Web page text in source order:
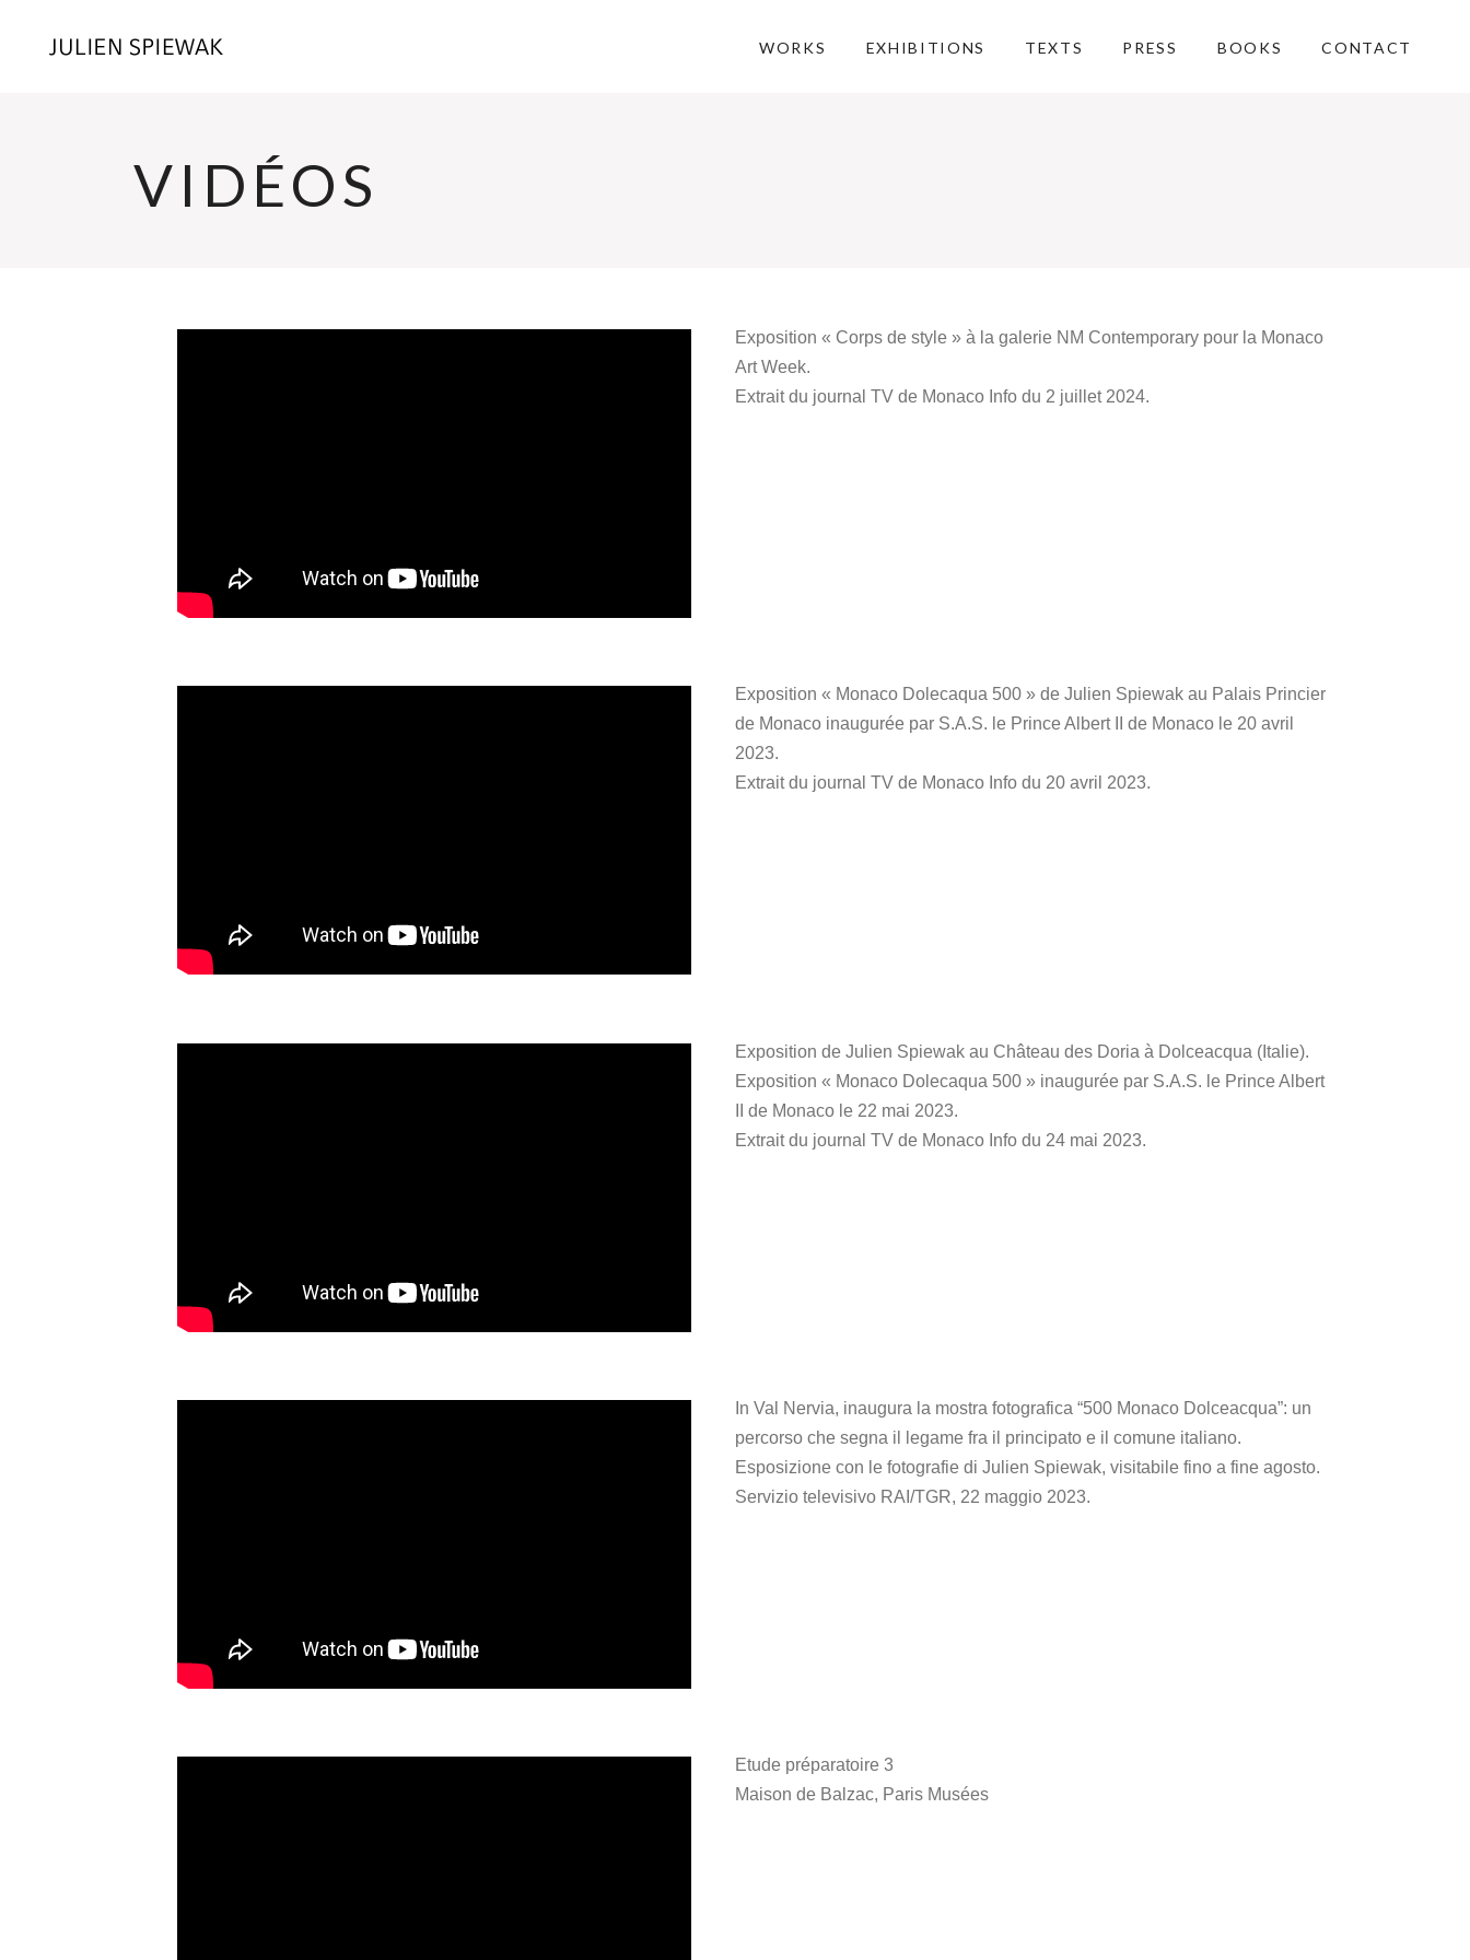
WORKS EXHIBITIONS TEXTS PRESS BOOKS CONTACT
VIDÉOS
Exposition « Corps de style » à la galerie NM Contemporary pour la Monaco
Art Week.
Extrait du journal TV de Monaco Info du 2 juillet 2024.
Exposition « Monaco Dolecaqua 500 » de Julien Spiewak au Palais Princier
de Monaco inaugurée par S.A.S. le Prince Albert II de Monaco le 20 avril
2023.
Extrait du journal TV de Monaco Info du 20 avril 2023.
Exposition de Julien Spiewak au Château des Doria à Dolceacqua (Italie).
Exposition « Monaco Dolecaqua 500 » inaugurée par S.A.S. le Prince Albert
II de Monaco le 22 mai 2023.
Extrait du journal TV de Monaco Info du 24 mai 2023.
In Val Nervia, inaugura la mostra fotografica “500 Monaco Dolceacqua”: un
percorso che segna il legame fra il principato e il comune italiano.
Esposizione con le fotografie di Julien Spiewak, visitabile fino a fine agosto.
Servizio televisivo RAI/TGR, 22 maggio 2023.
Etude préparatoire 3
Maison de Balzac, Paris Musées